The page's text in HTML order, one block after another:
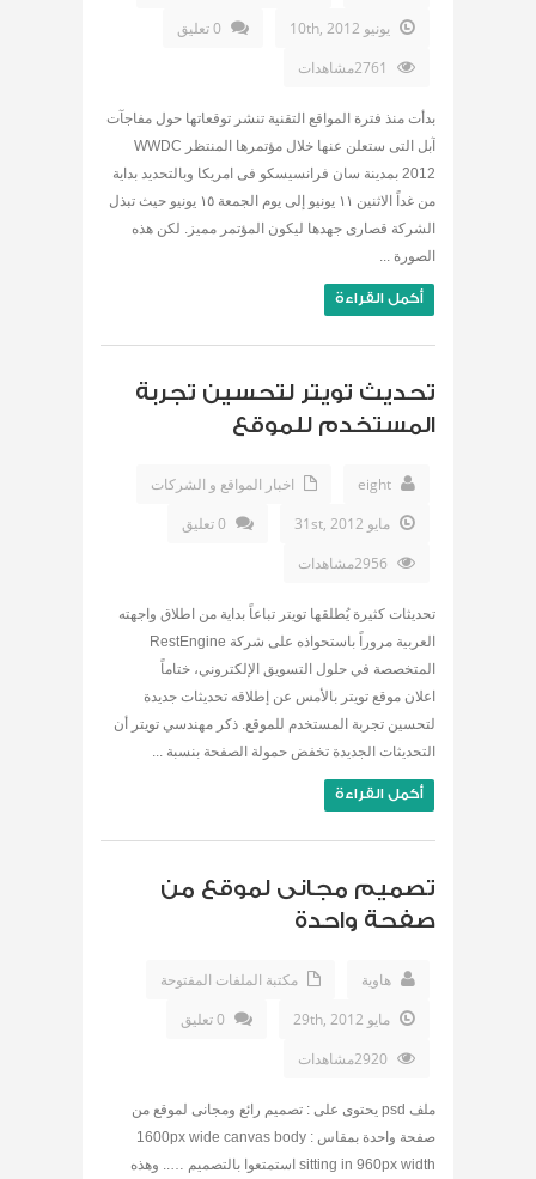
يونيو 10th, 2012
0 تعليق
بدأت منذ فترة المواقع التقنية تنشر توقعاتها حول مفاجآت
آبل التى ستعلن عنها خلال مؤتمرها المنتظر WWDC
2012 بمدينة سان فرانسيسكو فى امريكا وبالتحديد بداية
من غداً الاثنين ١١ يونيو إلى يوم الجمعة ١٥ يونيو حيث تبذل
الشركة قصارى جهدها ليكون المؤتمر مميز. لكن هذه
الصورة ...
أكمل القراءة
تحديث تويتر لتحسين تجربة
المستخدم للموقع
eight
اخبار المواقع و الشركات
مايو 31st, 2012
0 تعليق
تحديثات كثيرة يُطلقها تويتر تباعاً بداية من اطلاق واجهته
العربية مروراً باستحواذه على شركة RestEngine
المتخصصة في حلول التسويق الإلكتروني، ختاماً
اعلان موقع تويتر بالأمس عن إطلاقه تحديثات جديدة
لتحسين تجربة المستخدم للموقع. ذكر مهندسي تويتر أن
التحديثات الجديدة تخفض حمولة الصفحة بنسبة ...
أكمل القراءة
تصميم مجانى لموقع من
صفحة واحدة
هاوية
مكتبة الملفات المفتوحة
مايو 29th, 2012
0 تعليق
ملف psd يحتوى على : تصميم رائع ومجانى لموقع من
صفحة واحدة بمقاس : 1600px wide canvas body
sitting in 960px width استمتعوا بالتصميم ….. وهذه